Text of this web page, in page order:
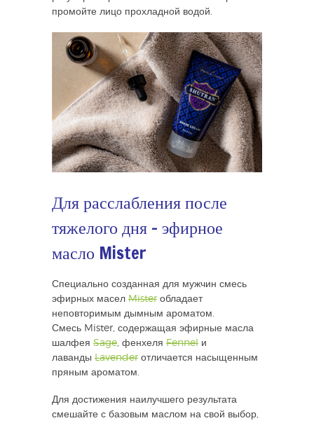
промойте лицо прохладной водой.
Для расслабления после
тяжелого дня – эфирное
масло Mister
Специально созданная для мужчин смесь
эфирных масел Mister обладает
неповторимым дымным ароматом. ​
Смесь Mister, содержащая эфирные масла
шалфея Sage, фенхеля Fennel и
лаванды Lavender отличается насыщенным
пряным ароматом.
Для достижения наилучшего результата
смешайте с базовым маслом на свой выбор,